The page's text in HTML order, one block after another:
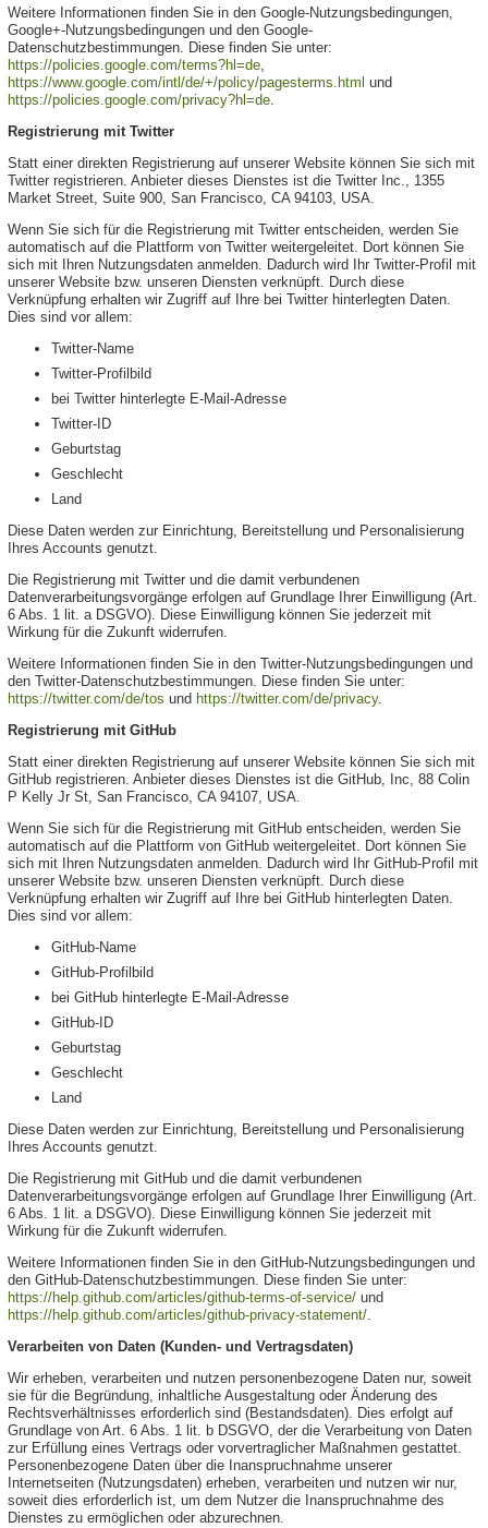
Weitere Informationen finden Sie in den Google-Nutzungsbedingungen,
Google+-Nutzungsbedingungen und den Google-
Datenschutzbestimmungen. Diese finden Sie unter:
https://policies.google.com/terms?hl=de,
https://www.google.com/intl/de/+/policy/pagesterms.html und
https://policies.google.com/privacy?hl=de.
Registrierung mit Twitter
Statt einer direkten Registrierung auf unserer Website können Sie sich mit
Twitter registrieren. Anbieter dieses Dienstes ist die Twitter Inc., 1355
Market Street, Suite 900, San Francisco, CA 94103, USA.
Wenn Sie sich für die Registrierung mit Twitter entscheiden, werden Sie
automatisch auf die Plattform von Twitter weitergeleitet. Dort können Sie
sich mit Ihren Nutzungsdaten anmelden. Dadurch wird Ihr Twitter-Profil mit
unserer Website bzw. unseren Diensten verknüpft. Durch diese
Verknüpfung erhalten wir Zugriff auf Ihre bei Twitter hinterlegten Daten.
Dies sind vor allem:
Twitter-Name
Twitter-Profilbild
bei Twitter hinterlegte E-Mail-Adresse
Twitter-ID
Geburtstag
Geschlecht
Land
Diese Daten werden zur Einrichtung, Bereitstellung und Personalisierung
Ihres Accounts genutzt.
Die Registrierung mit Twitter und die damit verbundenen
Datenverarbeitungsvorgänge erfolgen auf Grundlage Ihrer Einwilligung (Art.
6 Abs. 1 lit. a DSGVO). Diese Einwilligung können Sie jederzeit mit
Wirkung für die Zukunft widerrufen.
Weitere Informationen finden Sie in den Twitter-Nutzungsbedingungen und
den Twitter-Datenschutzbestimmungen. Diese finden Sie unter:
https://twitter.com/de/tos und https://twitter.com/de/privacy.
Registrierung mit GitHub
Statt einer direkten Registrierung auf unserer Website können Sie sich mit
GitHub registrieren. Anbieter dieses Dienstes ist die GitHub, Inc, 88 Colin
P Kelly Jr St, San Francisco, CA 94107, USA.
Wenn Sie sich für die Registrierung mit GitHub entscheiden, werden Sie
automatisch auf die Plattform von GitHub weitergeleitet. Dort können Sie
sich mit Ihren Nutzungsdaten anmelden. Dadurch wird Ihr GitHub-Profil mit
unserer Website bzw. unseren Diensten verknüpft. Durch diese
Verknüpfung erhalten wir Zugriff auf Ihre bei GitHub hinterlegten Daten.
Dies sind vor allem:
GitHub-Name
GitHub-Profilbild
bei GitHub hinterlegte E-Mail-Adresse
GitHub-ID
Geburtstag
Geschlecht
Land
Diese Daten werden zur Einrichtung, Bereitstellung und Personalisierung
Ihres Accounts genutzt.
Die Registrierung mit GitHub und die damit verbundenen
Datenverarbeitungsvorgänge erfolgen auf Grundlage Ihrer Einwilligung (Art.
6 Abs. 1 lit. a DSGVO). Diese Einwilligung können Sie jederzeit mit
Wirkung für die Zukunft widerrufen.
Weitere Informationen finden Sie in den GitHub-Nutzungsbedingungen und
den GitHub-Datenschutzbestimmungen. Diese finden Sie unter:
https://help.github.com/articles/github-terms-of-service/ und
https://help.github.com/articles/github-privacy-statement/.
Verarbeiten von Daten (Kunden- und Vertragsdaten)
Wir erheben, verarbeiten und nutzen personenbezogene Daten nur, soweit
sie für die Begründung, inhaltliche Ausgestaltung oder Änderung des
Rechtsverhältnisses erforderlich sind (Bestandsdaten). Dies erfolgt auf
Grundlage von Art. 6 Abs. 1 lit. b DSGVO, der die Verarbeitung von Daten
zur Erfüllung eines Vertrags oder vorvertraglicher Maßnahmen gestattet.
Personenbezogene Daten über die Inanspruchnahme unserer
Internetseiten (Nutzungsdaten) erheben, verarbeiten und nutzen wir nur,
soweit dies erforderlich ist, um dem Nutzer die Inanspruchnahme des
Dienstes zu ermöglichen oder abzurechnen.